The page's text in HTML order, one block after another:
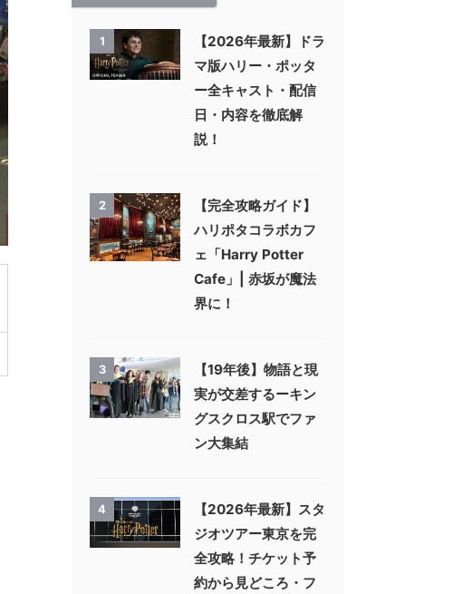
1
【2026年最新】ドラ
マ版ハリー・ポッタ
ー全キャスト・配信
日・内容を徹底解
説！
2
【完全攻略ガイド】
ハリポタコラボカフ
ェ「Harry Potter
Cafe」| 赤坂が魔法
界に！
3
【19年後】物語と現
実が交差するーキン
グスクロス駅でファ
ン大集結
4
【2026年最新】スタ
ジオツアー東京を完
全攻略！チケット予
約から見どころ・フ